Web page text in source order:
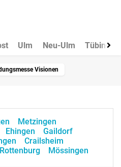
Ulm Neu-Ulm Tübingen
Visionen
Metzingen
Ehingen
Gaildorf
Crailsheim
Rottenburg
Mössingen